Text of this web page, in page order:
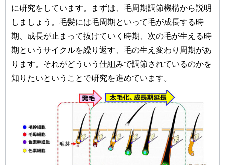
に研究をしています。まずは、毛周期調節機構から説明
しましょう。毛髪には毛周期といって毛が成長する時
期、成長が止まって抜けていく時期、次の毛が生える時
期というサイクルを繰り返す、毛の生え変わり周期があ
ります。それがどういう仕組みで調節されているのかを
知りたいということで研究を進めています。